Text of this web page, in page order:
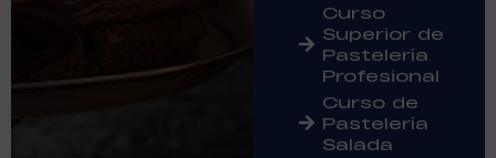
Curso
Superior de
Pastelería
Profesional
Curso de
Pastelería
Salada